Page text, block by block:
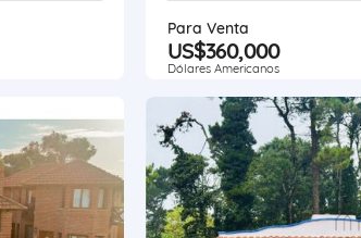
Para Venta
US$360,000
Dólares Americanos